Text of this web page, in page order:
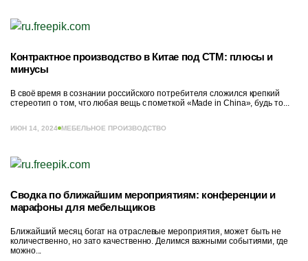
Контрактное производство в Китае под СТМ: плюсы и
минусы
В своё время в сознании российского потребителя сложился крепкий
стереотип о том, что любая вещь с пометкой «Made in China», будь то...
ИЮН 14, 2024 МЕБЕЛЬНОЕ ПРОИЗВОДСТВО
Сводка по ближайшим мероприятиям: конференции и
марафоны для мебельщиков
Ближайший месяц богат на отраслевые мероприятия, может быть не
количественно, но зато качественно. Делимся важными событиями, где
можно...